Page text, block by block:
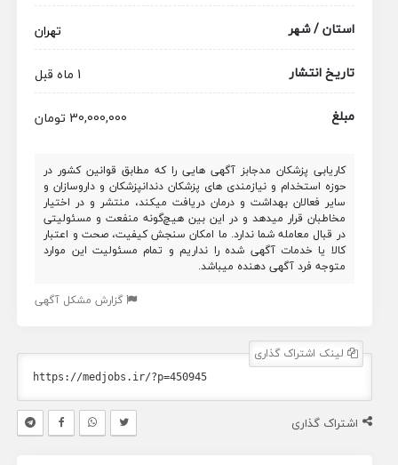
استان / شهر
تهران
تاریخ انتشار
1 ماه قبل
مبلغ
30,000,000 تومان
کاریابی پزشکان مدجابز آگهی هایی را که مطابق قوانین کشور در
حوزه استخدام و نیازمندی های پزشکان دندانپزشکان و داروسازان و
سایر فعالان بهداشت و درمان دریافت میکند، منتشر و در اختیار
مخاطبان قرار میدهد و در این بین هیچ‌گونه منفعت و مسئولیتی
در قبال معامله شما ندارد. ما امکان سنجش کیفیت، صحت و اعتبار
کالا یا خدمات آگهی شده را نداریم و تمام مسئولیت این موارد
متوجه فرد آگهی دهنده میباشد.
گزارش مشکل آگهی
لینک اشتراک گذاری
اشتراک گذاری